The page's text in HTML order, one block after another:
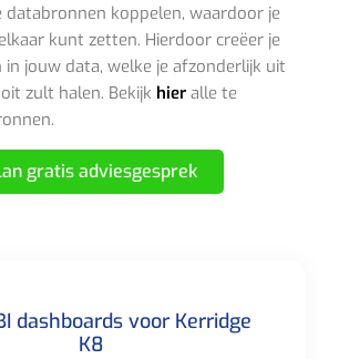
databronnen koppelen, waardoor je
kunt zetten. Hierdoor creëer je
in jouw data, welke je afzonderlijk uit
zult halen. Bekijk hier alle te
gratis adviesgesprek
dashboards voor Kerridge
K8